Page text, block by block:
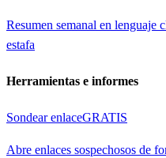
Resumen semanal en lenguaje
estafa
Herramientas e informes
Sondear enlaceGRATIS
Abre enlaces sospechosos de